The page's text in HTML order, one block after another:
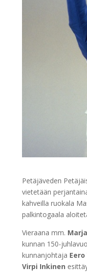
Petäjäveden
vietetään
kahveilla ruokala
palkintogaala
Vieraana mm.
kunnan 150-
kunnanjohtaja
Virpi Inkinen